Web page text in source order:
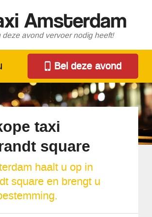
Amsterdam
deze avond vervoer nodig heeft!
Bel deze avond
taxi
square
haalt u op in
square en brengt u